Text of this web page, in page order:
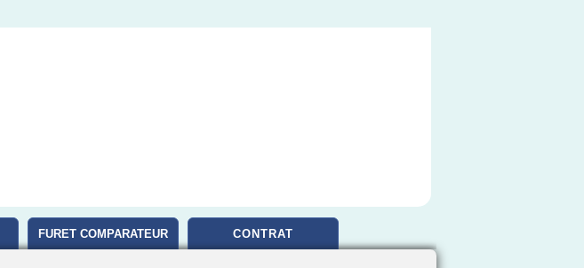
FURET COMPARATEUR CONTRAT